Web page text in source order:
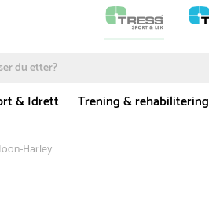
& Idrett Trening & rehabilitering
Harley